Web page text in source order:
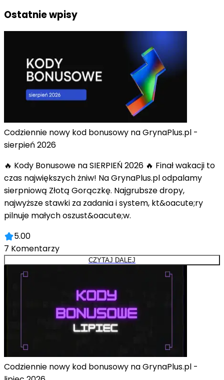
Ostatnie wpisy
Codziennie nowy kod bonusowy na GrynaPlus.pl -
sierpień 2026
🔥 Kody Bonusowe na SIERPIEŃ 2026 🔥 Finał wakacji to
czas największych żniw! Na GrynaPlus.pl odpalamy
sierpniową Złotą Gorączkę. Najgrubsze dropy,
najwyższe stawki za zadania i system, kt&oacute;ry
pilnuje małych oszust&oacute;w.
5.00
7 Komentarzy
CZYTAJ DALEJ
Codziennie nowy kod bonusowy na GrynaPlus.pl -